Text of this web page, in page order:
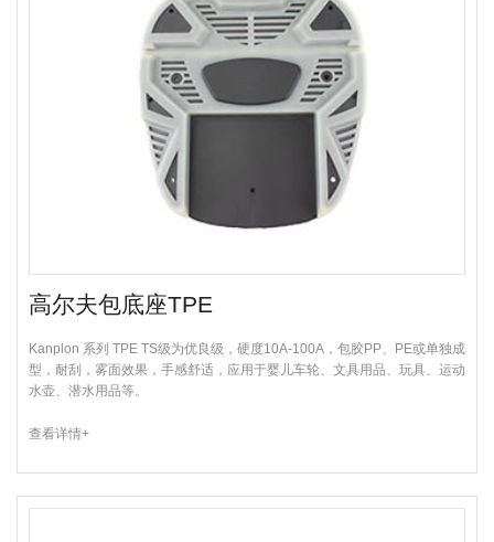
高尔夫包底座TPE
Kanplon 系列 TPE TS级为优良级，硬度10A-100A，包胶PP、PE或单独成
型，耐刮，雾面效果，手感舒适，应用于婴儿车轮、文具用品、玩具、运动
水壶、潜水用品等。
查看详情+